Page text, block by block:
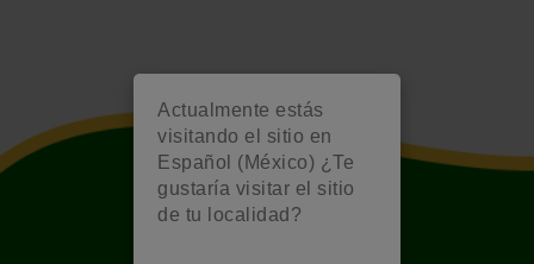
Actualmente estás
visitando el sitio en
Español (México) ¿Te
gustaría visitar el sitio
de tu localidad?